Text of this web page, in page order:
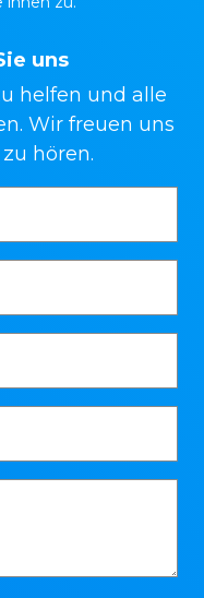
uns
helfen und alle
Wir freuen uns
hören.